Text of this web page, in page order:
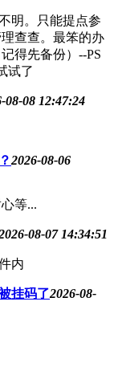
明。只能提点参
查查。最笨的办
得先备份）--PS
试了
08-08 12:47:24
2026-08-06
等...
08-07 14:34:51
内
挂码了2026-08-